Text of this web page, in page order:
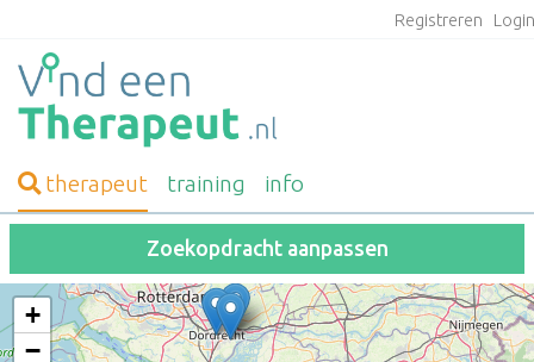
Registreren
therapeut training info
Zoekopdracht aanpassen
+
−